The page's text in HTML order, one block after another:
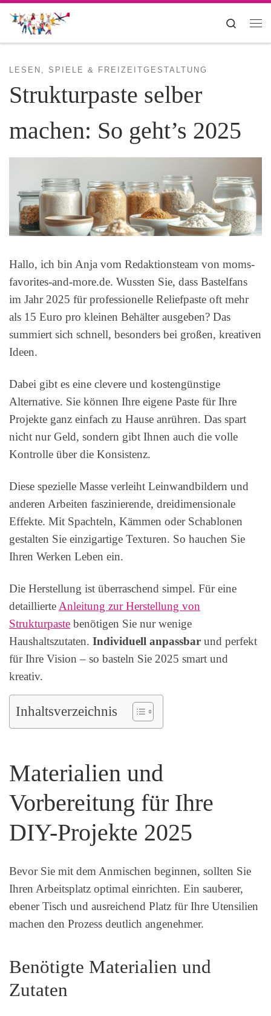
Zum Inhalt springen
Search
LESEN, SPIELE & FREIZEITGESTALTUNG
Strukturpaste selber
machen: So geht’s 2025
Hallo, ich bin Anja vom Redaktionsteam von moms-
favorites-and-more.de. Wussten Sie, dass Bastelfans
im Jahr 2025 für professionelle Reliefpaste oft mehr
als 15 Euro pro kleinen Behälter ausgeben? Das
summiert sich schnell, besonders bei großen, kreativen
Ideen.
Dabei gibt es eine clevere und kostengünstige
Alternative. Sie können Ihre eigene Paste für Ihre
Projekte ganz einfach zu Hause anrühren. Das spart
nicht nur Geld, sondern gibt Ihnen auch die volle
Kontrolle über die Konsistenz.
Diese spezielle Masse verleiht Leinwandbildern und
anderen Arbeiten faszinierende, dreidimensionale
Effekte. Mit Spachteln, Kämmen oder Schablonen
gestalten Sie einzigartige Texturen. So hauchen Sie
Ihren Werken Leben ein.
Die Herstellung ist überraschend simpel. Für eine
detaillierte Anleitung zur Herstellung von
Strukturpaste benötigen Sie nur wenige
Haushaltszutaten. Individuell anpassbar und perfekt
für Ihre Vision – so basteln Sie 2025 smart und
kreativ.
Inhaltsverzeichnis
Materialien und
Vorbereitung für Ihre
DIY-Projekte 2025
Bevor Sie mit dem Anmischen beginnen, sollten Sie
Ihren Arbeitsplatz optimal einrichten. Ein sauberer,
ebener Tisch und ausreichend Platz für Ihre Utensilien
machen den Prozess deutlich angenehmer.
Benötigte Materialien und
Zutaten